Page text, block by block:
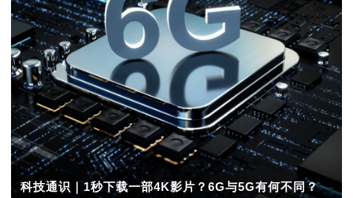
科技通识｜1秒下载一部4K影片？6G与5G有何不同？